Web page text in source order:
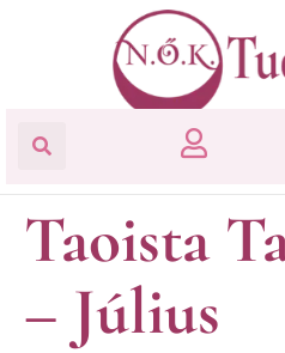
Taoista
– Július